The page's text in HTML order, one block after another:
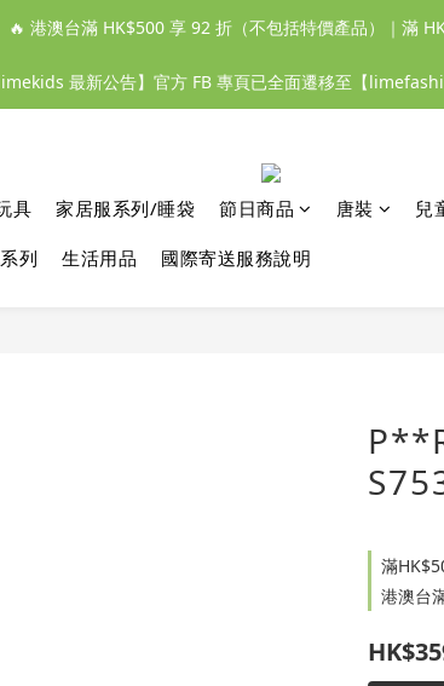
🔥 港澳台滿 HK$500 享 92 折（不包括特價產品）｜滿
最新公告】官方 FB 專頁已全面遷移至【
具 家居服系列/睡袋 節日商品 唐裝 兒
列 生活用品 國際寄送服務說明
滿
港澳台